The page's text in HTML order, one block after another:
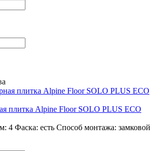
плитка Alpine Floor SOLO PLUS ЕСО
4 Фаска: есть Способ монтажа: замковой